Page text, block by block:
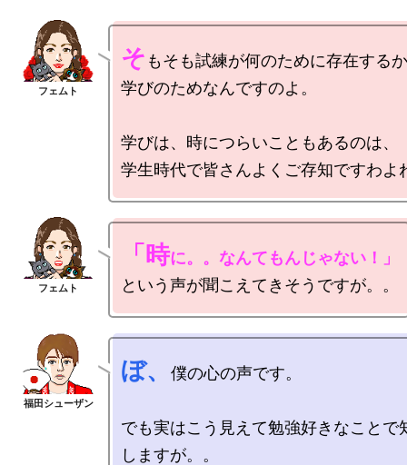
そ もそも試練が何のために存在する
学びのためなんですのよ。
学びは、時につらいこともあるのは、
「時に。。なんてもんじゃない！」
ぼ、 僕の心の声です。
でも実はこう見えて勉強好きなことで
しますが。。